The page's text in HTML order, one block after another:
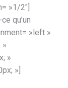
»1/2″]
qu’un
»left »
»
»
»]